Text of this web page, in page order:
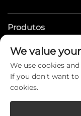
Produtos
Links Rápidos
Entre em Contato
We value
We use cookies
If you don't want to
cookies.